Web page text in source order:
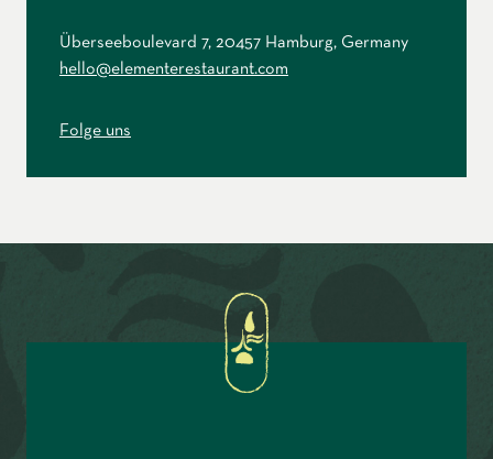
Überseeboulevard 7, 20457 Hamburg, Germany
hello@elementerestaurant.com
Folge uns